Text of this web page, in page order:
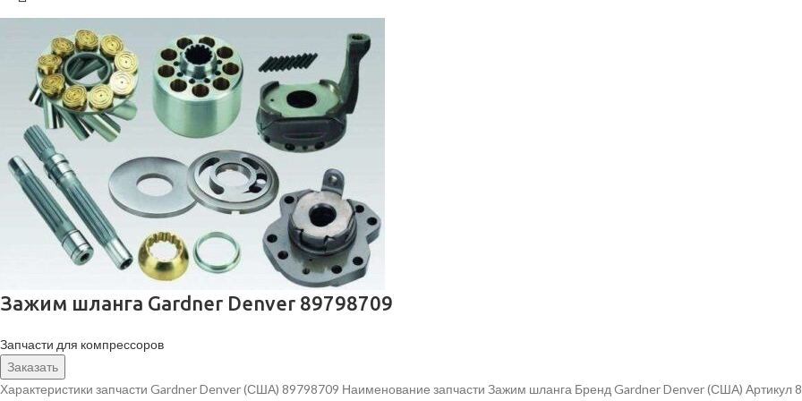
Зажим шланга Gardner Denver 89798709
Запчасти для компрессоров
Заказать
Характеристики запчасти Gardner Denver (США) 89798709 Наименование запчасти Зажим шланга Бренд Gardner Denver (США) Артикул